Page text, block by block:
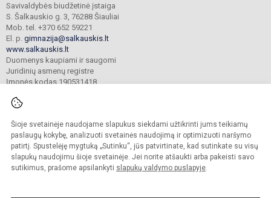
Šioje svetainėje naudojame slapukus siekdami užtikrinti jums teikiamų
paslaugų kokybę, analizuoti svetainės naudojimą ir optimizuoti naršymo
patirtį. Spustelėję mygtuką „Sutinku“, jūs patvirtinate, kad sutinkate su visų
slapukų naudojimu šioje svetainėje. Jei norite atšaukti arba pakeisti savo
sutikimus, prašome apsilankyti slapukų valdymo puslapyje.
Savivaldybės biudžetinė įstaiga
S. Šalkauskio g. 3, 76288 Šiauliai
Mob. tel. +370 652 59221
El. p. gimnazija@salkauskis.lt
www.salkauskis.lt
Duomenys kaupiami ir saugomi
Juridinių asmenų registre
Įmonės kodas 190531418
© 2024. Šiaulių Stasio Šalkauskio gimnazija. Visos teisės saugomos.
Kopijuoti turinį be raštiško gimnazijos sutikimo griežtai draudžiama.
Prieinamumo paraiška Slapukų valdymas
Sumanus būdas atnaujinti